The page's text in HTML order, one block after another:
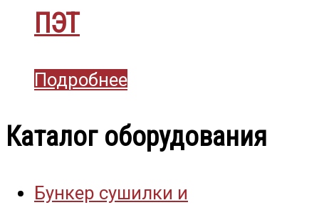
ПЭТ
Подробнее
Каталог оборудования
Бункер сушилки и